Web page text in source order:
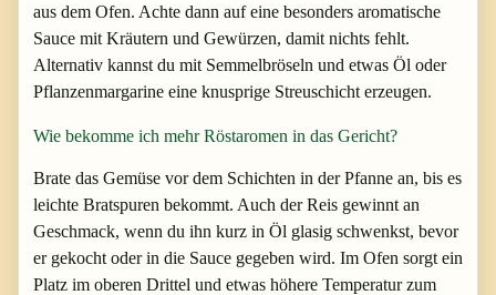
aus dem Ofen. Achte dann auf eine besonders aromatische
Sauce mit Kräutern und Gewürzen, damit nichts fehlt.
Alternativ kannst du mit Semmelbröseln und etwas Öl oder
Pflanzenmargarine eine knusprige Streuschicht erzeugen.
Wie bekomme ich mehr Röstaromen in das Gericht?
Brate das Gemüse vor dem Schichten in der Pfanne an, bis es
leichte Bratspuren bekommt. Auch der Reis gewinnt an
Geschmack, wenn du ihn kurz in Öl glasig schwenkst, bevor
er gekocht oder in die Sauce gegeben wird. Im Ofen sorgt ein
Platz im oberen Drittel und etwas höhere Temperatur zum